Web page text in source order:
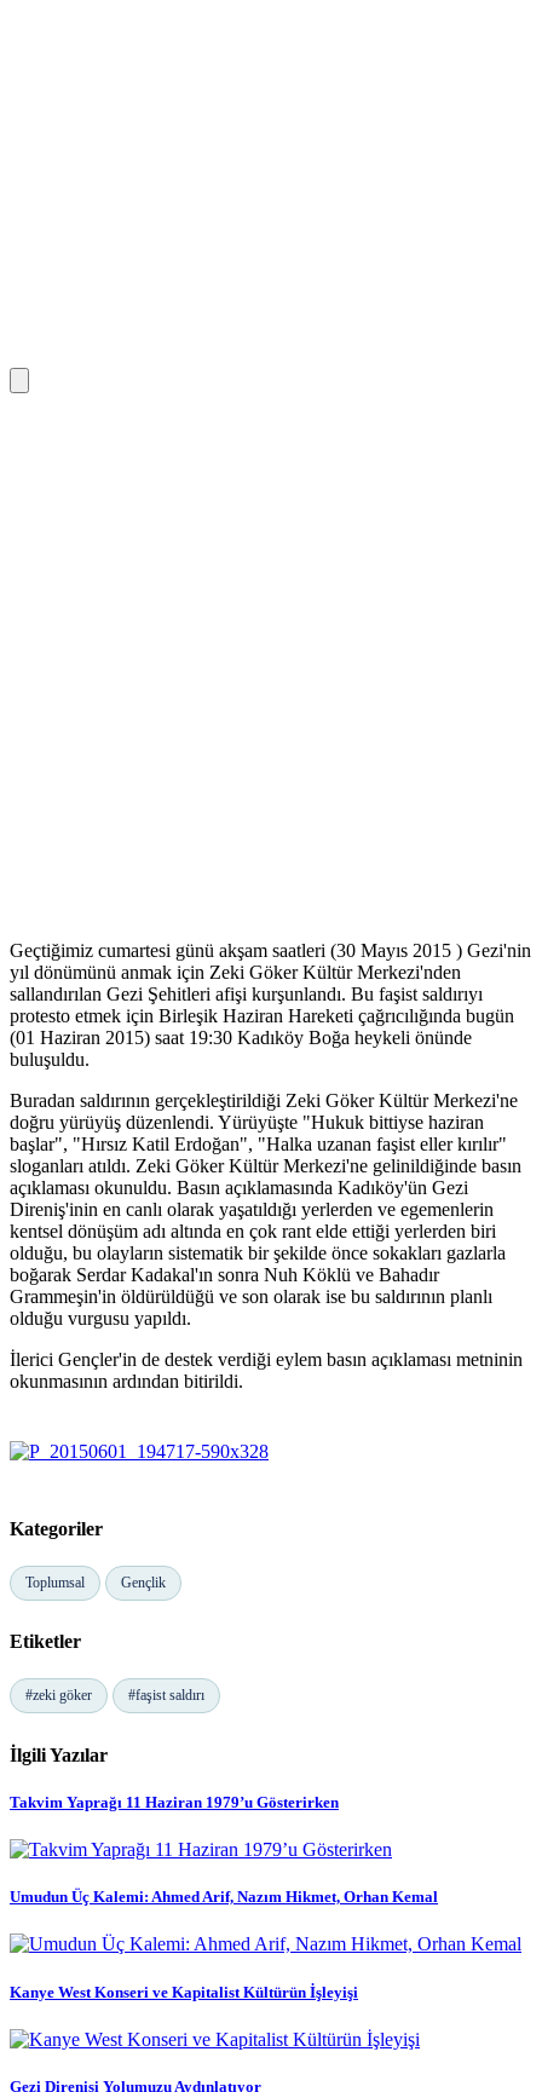
Geçtiğimiz cumartesi günü akşam saatleri (30 Mayıs 2015 ) Gezi'nin
yıl dönümünü anmak için Zeki Göker Kültür Merkezi'nden
sallandırılan Gezi Şehitleri afişi kurşunlandı. Bu faşist saldırıyı
protesto etmek için Birleşik Haziran Hareketi çağrıcılığında bugün
(01 Haziran 2015) saat 19:30 Kadıköy Boğa heykeli önünde
buluşuldu.
Buradan saldırının gerçekleştirildiği Zeki Göker Kültür Merkezi'ne
doğru yürüyüş düzenlendi. Yürüyüşte "Hukuk bittiyse haziran
başlar", "Hırsız Katil Erdoğan", "Halka uzanan faşist eller kırılır"
sloganları atıldı. Zeki Göker Kültür Merkezi'ne gelinildiğinde basın
açıklaması okunuldu. Basın açıklamasında Kadıköy'ün Gezi
Direniş'inin en canlı olarak yaşatıldığı yerlerden ve egemenlerin
kentsel dönüşüm adı altında en çok rant elde ettiği yerlerden biri
olduğu, bu olayların sistematik bir şekilde önce sokakları gazlarla
boğarak Serdar Kadakal'ın sonra Nuh Köklü ve Bahadır
Grammeşin'in öldürüldüğü ve son olarak ise bu saldırının planlı
olduğu vurgusu yapıldı.
İlerici Gençler'in de destek verdiği eylem basın açıklaması metninin
okunmasının ardından bitirildi.
Kategoriler
Toplumsal Gençlik
Etiketler
#zeki göker #faşist saldırı
İlgili Yazılar
Takvim Yaprağı 11 Haziran 1979’u Gösterirken
Umudun Üç Kalemi: Ahmed Arif, Nazım Hikmet, Orhan Kemal
Kanye West Konseri ve Kapitalist Kültürün İşleyişi
Gezi Direnişi Yolumuzu Aydınlatıyor